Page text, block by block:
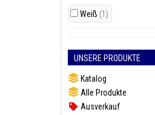
Weiß (1)
UNSERE PRODUKTE
Katalog
Alle Produkte
Ausverkauf